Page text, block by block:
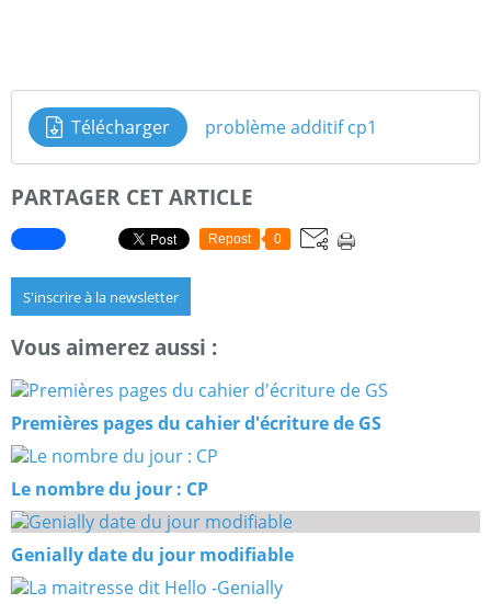
Télécharger problème additif cp1
PARTAGER CET ARTICLE
Repost 0
S'inscrire à la newsletter
Vous aimerez aussi :
Premières pages du cahier d'écriture de GS
Le nombre du jour : CP
Genially date du jour modifiable